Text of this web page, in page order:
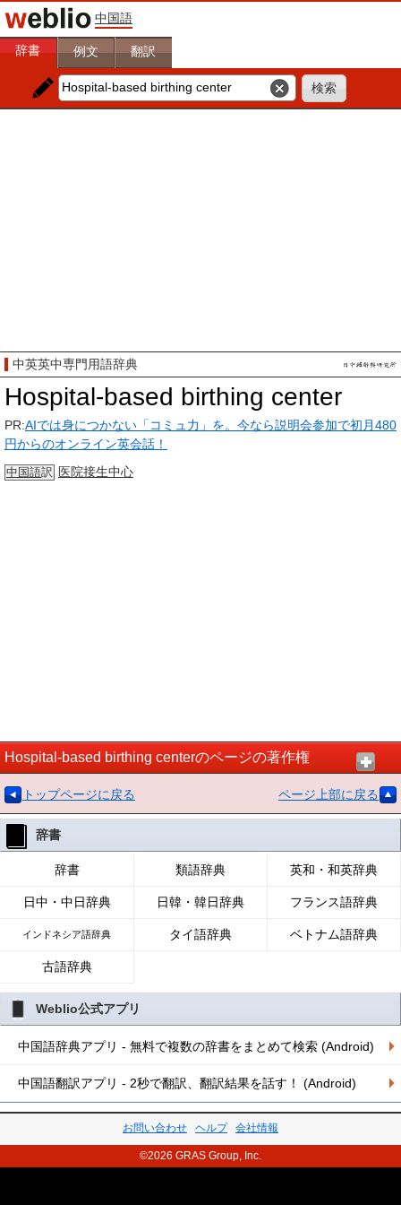
中国語
辞書 例文 翻訳
中英英中専門用語辞典
Hospital-based birthing center
PR:AIでは身につかない「コミュ力」を。今なら説明会参加で初月480
円からのオンライン英会話！
中国語訳 医院接生中心
Hospital-based birthing centerのページの著作権
トップページに戻る ページ上部に戻る
辞書
辞書 類語辞典 英和・和英辞典
日中・中日辞典 日韓・韓日辞典 フランス語辞典
インドネシア語辞典 タイ語辞典 ベトナム語辞典
古語辞典
Weblio公式アプリ
中国語辞典アプリ - 無料で複数の辞書をまとめて検索 (Android)
中国語翻訳アプリ - 2秒で翻訳、翻訳結果を話す！ (Android)
お問い合わせ ヘルプ 会社情報
©2026 GRAS Group, Inc.